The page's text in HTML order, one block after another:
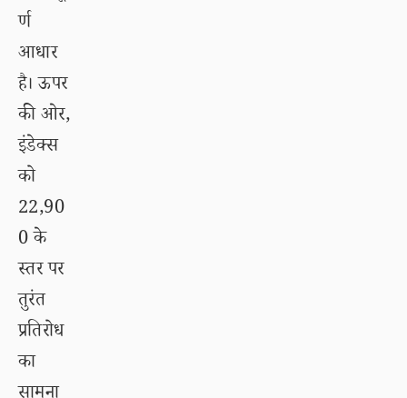
र्ण
आधार
है। ऊपर
की ओर,
इंडेक्स
को
22,90
0 के
स्तर पर
तुरंत
प्रतिरोध
का